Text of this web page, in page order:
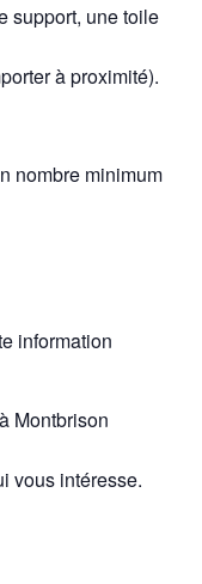
support, une toile
à proximité).
nombre minimum
information
Montbrison
vous intéresse.